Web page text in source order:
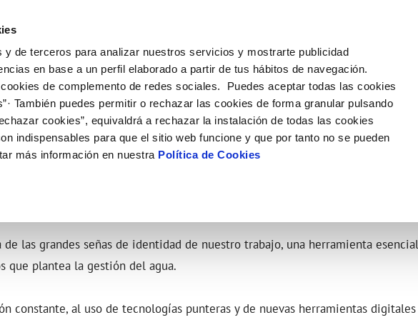
y de terceros para analizar nuestros servicios y mostrarte publicidad
en base a un perfil elaborado a partir de tus hábitos de navegación.
de complemento de redes sociales. Puedes aceptar todas las cookies
También puedes permitir o rechazar las cookies de forma granular pulsando
cookies”, equivaldrá a rechazar la instalación de todas las cookies
indispensables para que el sitio web funcione y que por tanto no se pueden
más información en nuestra Política de Cookies
de titular
de suministro
MODIFICACIÓN DE DATOS
Actualizar datos bancarios
Actualizar datos de domicilio
VER TODAS LAS GESTIONES
Tu Servicio
AL CLIENTE
contacto
interés
y afectaciones
COMPROMISO DE SERVICIO
Customer Counsel (Defensa del cliente)
Normativa del servicio
Tu Agua
del agua
CUIDADOS DEL AGUA
Consejos de ahorro
Depósitos comunitarios
Conócenos
DE GESTIÓN Y CERTIFICADOS
CONTRATACIÓN
Condiciones Generales de Contratación
Contrataciones
Nuestros compromisos
de las grandes señas de identidad de nuestro trabajo, una herramienta esencial
que plantea la gestión del agua.
constante, al uso de tecnologías punteras y de nuevas herramientas digitales